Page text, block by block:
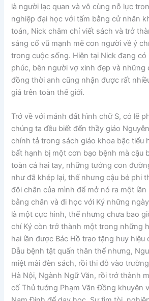
là người lạc quan và vô cùng nỗ lực
nghiệp đại học với tấm bằng cử nhân
toán, Nick chăm chỉ viết sách và trở
sáng cổ vũ mạnh mẽ con người về ý
trong cuộc sống. Hiện tại Nick đang
phúc, bên người vợ xinh đẹp và những
đồng thời anh cũng nhận được rất
giả trên toàn thế giới.
Trở về với mảnh đất hình chữ S, có lẽ
chúng ta đều biết đến thầy giáo
chính tả trong sách giáo khoa bậc tiểu
bất hạnh bị một cơn bạo bệnh mà cậu
toàn cả hai tay, những tưởng con
như đã khép lại, thế nhưng cậu bé phi
đôi chân của mình để mở nó ra một lần
bằng chân và đi học với Ký những
là một cực hình, thế nhưng chưa bao
chí Ký còn trở thành một trong những
hai lần được Bác Hồ trao tặng huy hiệu
Dẫu bệnh tật quấn thân thế nhưng,
miệt mài đèn sách, rồi thi đỗ vào
Hà Nội, Ngành Ngữ Văn, rồi trở thành
cố Thủ tướng Phạm Văn Đồng khuyên